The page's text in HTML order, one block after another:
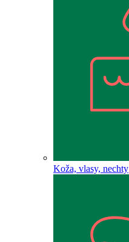
Koža, vlasy, nechty